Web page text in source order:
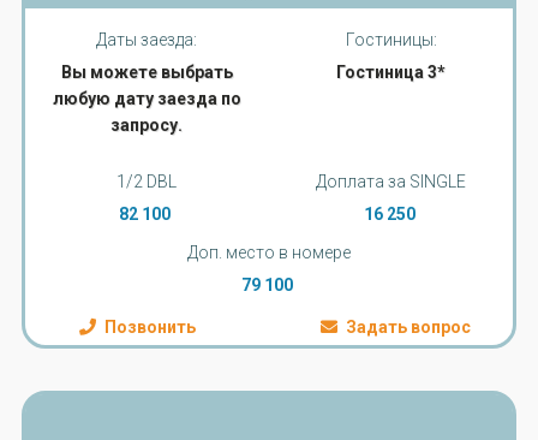
Даты заезда:
Вы можете выбрать
любую дату заезда по
запросу.
Гостиницы:
Гостиница 3*
1/2 DBL
82 100
Доплата за SINGLE
16 250
Доп. место в номере
79 100
Позвонить Задать вопрос